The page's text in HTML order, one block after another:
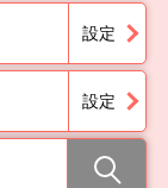
設定
設定